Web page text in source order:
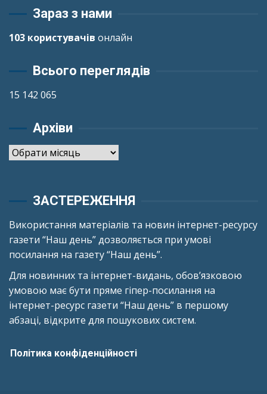
Зараз з нами
103 користувачів онлайн
Всього переглядів
15 142 065
Архіви
Архіви
ЗАСТЕРЕЖЕННЯ
Використання матеріалів та новин інтернет-ресурсу
газети “Наш день” дозволяється при умові
посилання на газету “Наш день”.
Для новинних та інтернет-видань, обов’язковою
умовою має бути пряме гіпер-посилання на
інтернет-ресурс газети “Наш день” в першому
абзаці, відкрите для пошукових систем.
Політика конфіденційності